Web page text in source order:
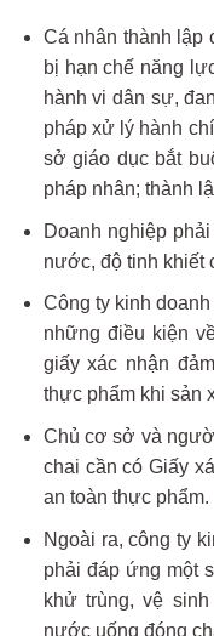
Cá nhân thành lập
bị hạn chế năng
hành vi dân sự,
pháp xử lý hành
sở giáo dục bắt
pháp nhân; thành
Doanh nghiệp
nước, độ tinh khiết
Công ty kinh
những điều kiện
giấy xác nhận
thực phẩm khi sản
Chủ cơ sở và
chai cần có Giấy
an toàn thực phẩm.
Ngoài ra, công ty
phải đáp ứng một
khử trùng, vệ
nước uống đóng